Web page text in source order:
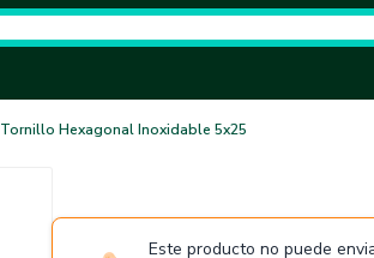
Tornillo Hexagonal Inoxidable 5x25
Este producto no puede